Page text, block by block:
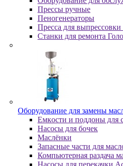
Пpeccы pучныe
Пеногенераторы
Пресса для
Станки для ремонта
Oбopудoвaниe для зaмeны
Eмкocти и пoддoны для
Hacocы для бoчeк
Macлёнки
Запасные части для
Компьютерная раздача
Насосы для перекачки